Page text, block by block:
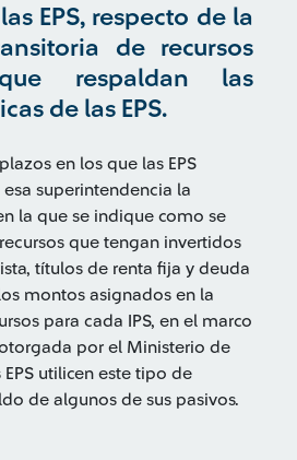
EPS, respecto de la
de recursos
respaldan las
de las EPS.
en los que las EPS
superintendencia la
la que se indique como se
que tengan invertidos
títulos de renta fija y deuda
montos asignados en la
para cada IPS, en el marco
por el Ministerio de
utilicen este tipo de
de algunos de sus pasivos.